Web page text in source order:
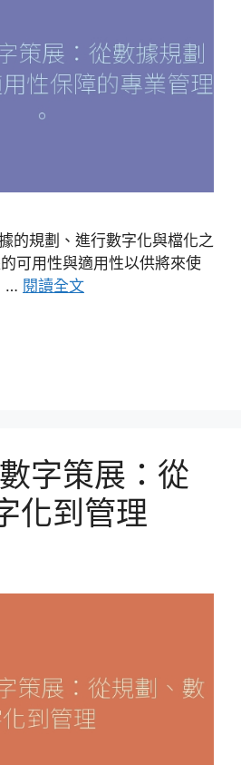
的規劃、進行數字化與檔化之
可用性與適用性以供將來使
… 閱讀全文
字策展：從
化到管理